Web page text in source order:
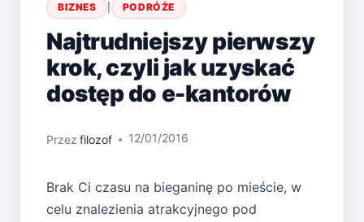
BIZNES PODRÓŻE
Najtrudniejszy pierwszy
krok, czyli jak uzyskać
dostęp do e-kantorów
Przez filozof 12/01/2016
Brak Ci czasu na bieganinę po mieście, w
celu znalezienia atrakcyjnego pod